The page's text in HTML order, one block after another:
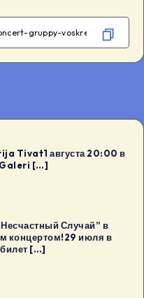
TelegramWhatsApp
Tivat1 августа 20:00 в
Galeri […]
Случай” в
концертом!29 июля в
[…]